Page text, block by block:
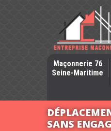
Maçonnerie 76
Seine-Maritime
SANS